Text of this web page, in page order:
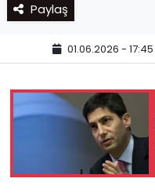
Paylaş
01.06.2026 - 17:45